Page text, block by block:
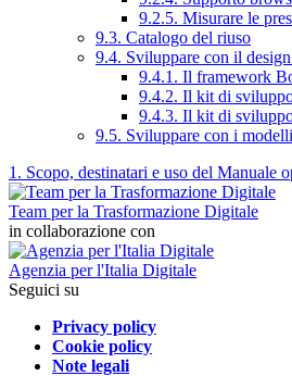
9.2.5. Misurare le
9.3. Catalogo del riuso
9.4. Sviluppare con il
9.4.1. Il framework
9.4.2. Il kit di
9.4.3. Il kit di
9.5. Sviluppare con i
1. Scopo, destinatari e uso del Manuale
Team per la Trasformazione Digitale
in collaborazione con
Agenzia per l'Italia Digitale
Seguici su
Privacy policy
Cookie policy
Note legali